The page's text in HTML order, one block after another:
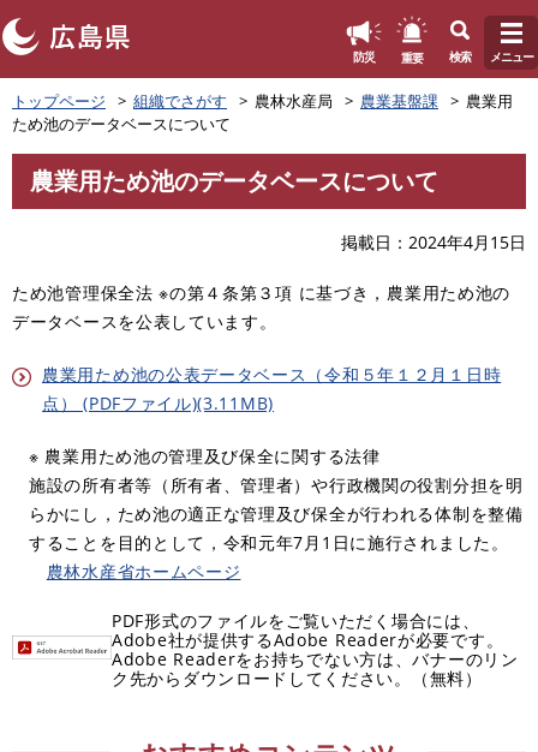
ペ
ー
ジ
の
頭
。
防災 重要 検索 メニュー
トップページ 組織でさがす 農林水産局 農業基盤課
農業用
ため池のデータベースについて
文
農業用ため池のデータベースについて
掲載日 2024年4月15日
ため池管理保全法 ※の第４条第３項 に基づき，農業用ため池の
データベースを公表しています。
農業用ため池の公表データベース（令和５年１２月１日時
点） (PDFファイル)(3.11MB)
※ 農業用ため池の管理及び保全に関する法律
​施設の所有者等（所有者、管理者）や行政機関の役割分担を明
らかにし，ため池の適正な管理及び保全が行われる体制を整備
することを目的として，令和元年7月1日に施行されました。
農林水産省ホームページ
PDF形式のファイルをご覧いただく場合には、
Adobe社が提供するAdobe Readerが必要です。
Adobe Readerをお持ちでない方は、バナーのリン
ク先からダウンロードしてください。（無料）